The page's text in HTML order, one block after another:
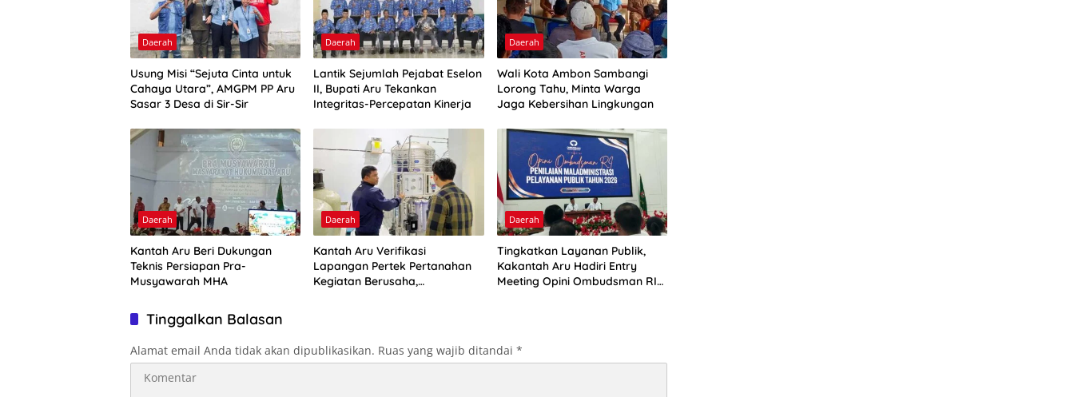
Daerah
Usung Misi “Sejuta Cinta untuk
Cahaya Utara”, AMGPM PP Aru
Sasar 3 Desa di Sir-Sir
Daerah
Lantik Sejumlah Pejabat Eselon
II, Bupati Aru Tekankan
Integritas-Percepatan Kinerja
Daerah
Wali Kota Ambon Sambangi
Lorong Tahu, Minta Warga
Jaga Kebersihan Lingkungan
Daerah
Kantah Aru Beri Dukungan
Teknis Persiapan Pra-
Musyawarah MHA
Daerah
Kantah Aru Verifikasi
Lapangan Pertek Pertanahan
Kegiatan Berusaha,
Daerah
Tingkatkan Layanan Publik,
Kakantah Aru Hadiri Entry
Meeting Opini Ombudsman RI
Tinggalkan Balasan
Alamat email Anda tidak akan dipublikasikan. Ruas yang wajib ditandai *